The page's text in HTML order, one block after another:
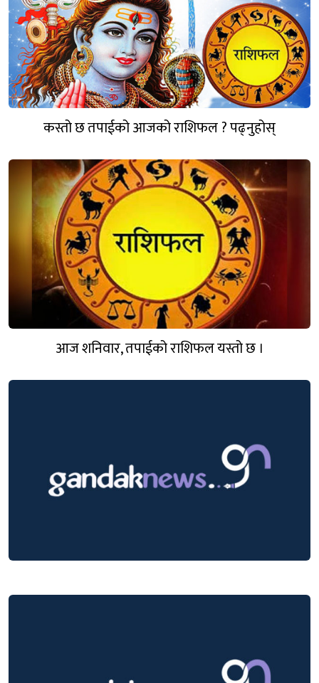
कस्तो छ तपाईको आजको राशिफल ? पढ्नुहोस्
आज शनिवार, तपाईको राशिफल यस्तो छ ।